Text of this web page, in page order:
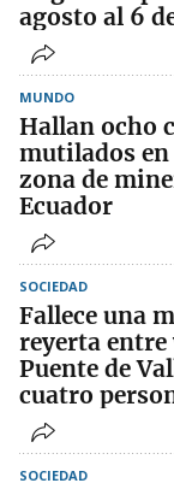
agosto al 6
MUNDO
Hallan ocho
mutilados en
zona de
Ecuador
SOCIEDAD
Fallece una
reyerta entre
Puente de
cuatro
SOCIEDAD